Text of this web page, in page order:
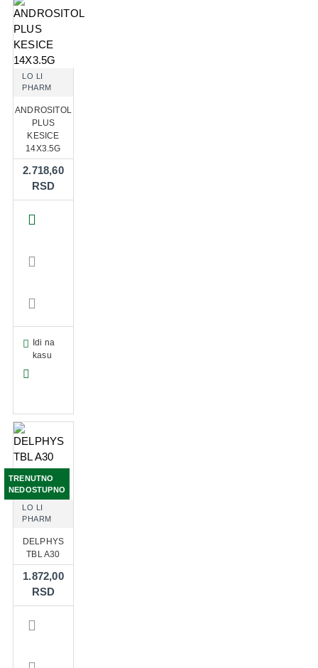
LO LI
PHARM
ANDROSITOL
PLUS
KESICE
14X3.5G
2.718,60
RSD
Idi na
kasu
TRENUTNO
NEDOSTUPNO
LO LI
PHARM
DELPHYS
TBL A30
1.872,00
RSD